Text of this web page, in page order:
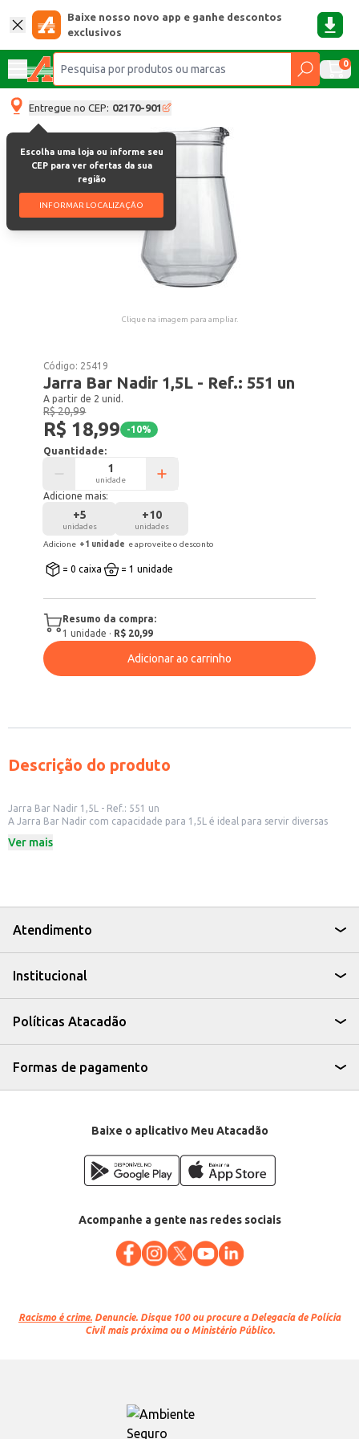
Baixe nosso novo app e ganhe descontos
exclusivos
0
Entregue no CEP: 02170-901
Escolha uma loja ou informe seu
CEP para ver ofertas da sua
região
INFORMAR LOCALIZAÇÃO
Clique na imagem para ampliar.
Código: 25419
Jarra Bar Nadir 1,5L - Ref.: 551 un
A partir de 2 unid.
R$ 20,99
R$ 18,99 -10%
Quantidade:
unidade
Adicione mais:
+5
unidades
+10
unidades
Adicione +1 unidade e aproveite o desconto
= 0 caixa = 1 unidade
Resumo da compra:
1 unidade · R$ 20,99
Adicionar ao carrinho
Descrição do produto
Jarra Bar Nadir 1,5L - Ref.: 551 un
A Jarra Bar Nadir com capacidade para 1,5L é ideal para servir diversas
simples e funcional a torna adequada para uso em casa, em
Ideal para bares e restaurantes que buscam uma opção prática e elegante.
Perfeita para revenda em lojas de utilidades domésticas.
A Jarra Bar Nadir é uma opção versátil e acessível para quem busca
Ver mais
Atendimento
Institucional
Políticas Atacadão
Formas de pagamento
Baixe o aplicativo Meu Atacadão
Acompanhe a gente nas redes sociais
Racismo é crime. Denuncie. Disque 100 ou procure a Delegacia de Polícia
Civil mais próxima ou o Ministério Público.